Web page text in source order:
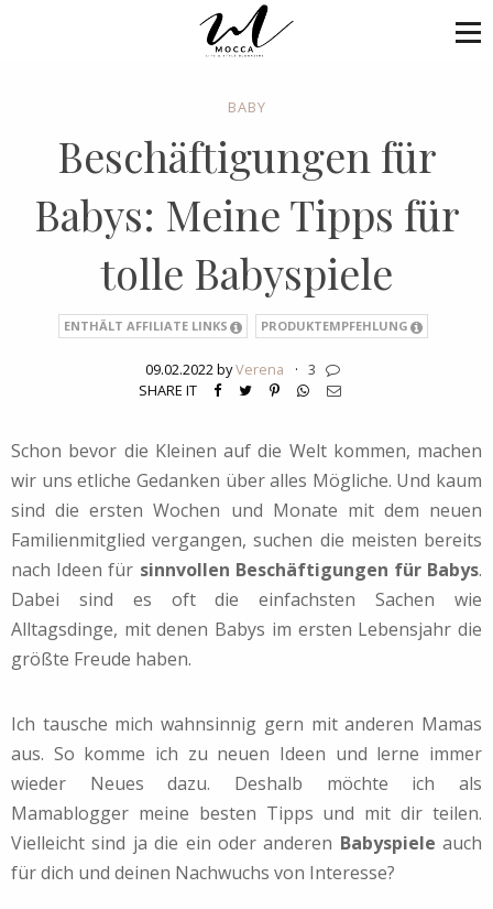
BABY
Beschäftigungen für
Babys: Meine Tipps für
tolle Babyspiele
ENTHÄLT AFFILIATE LINKS PRODUKTEMPFEHLUNG
09.02.2022 byVerena · 3
SHARE IT
Schon bevor die Kleinen auf die Welt kommen, machen
wir uns etliche Gedanken über alles Mögliche. Und kaum
sind die ersten Wochen und Monate mit dem neuen
Familienmitglied vergangen, suchen die meisten bereits
nach Ideen für sinnvollen Beschäftigungen für Babys.
Dabei sind es oft die einfachsten Sachen wie
Alltagsdinge, mit denen Babys im ersten Lebensjahr die
größte Freude haben.
Ich tausche mich wahnsinnig gern mit anderen Mamas
aus. So komme ich zu neuen Ideen und lerne immer
wieder Neues dazu. Deshalb möchte ich als
Mamablogger meine besten Tipps und mit dir teilen.
Vielleicht sind ja die ein oder anderen Babyspiele auch
für dich und deinen Nachwuchs von Interesse?